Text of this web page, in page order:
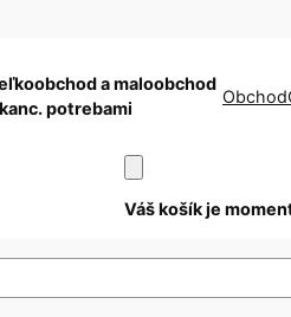
a maloobchod
potrebami
Obchod
Váš košík je